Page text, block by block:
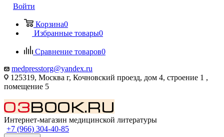
Войти
Корзина0
Избранные товары0
Сравнение товаров0
medpresstorg@yandex.ru
125319, Москва г, Кочновский проезд, дом 4, строение 1 ,
помещение 5
Интернет-магазин медицинской литературы
+7 (966) 304-40-85